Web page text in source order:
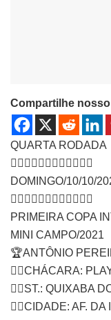
Compartilhe
QUARTA RODADA
👇🏾👇🏾👇🏾👇🏾👇🏾👇🏾
DOMINGO/10/10/
👇🏾👇🏾👇🏾👇🏾👇🏾👇🏾
PRIMEIRA COPA
MINI CAMPO/2021
🏆ANTÔNIO
👉🏿CHÁCARA:
👉🏿ST.: QUIXABA
👉🏿CIDADE: AF.